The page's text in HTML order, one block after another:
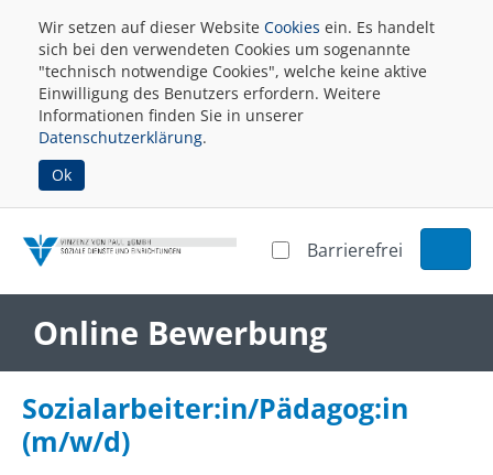
Wir setzen auf dieser Website Cookies ein. Es handelt
sich bei den verwendeten Cookies um sogenannte
"technisch notwendige Cookies", welche keine aktive
Einwilligung des Benutzers erfordern. Weitere
Informationen finden Sie in unserer
Datenschutzerklärung.
Ok
Barrierefrei
Online Bewerbung
Sozialarbeiter:in/Pädagog:in
(m/w/d)